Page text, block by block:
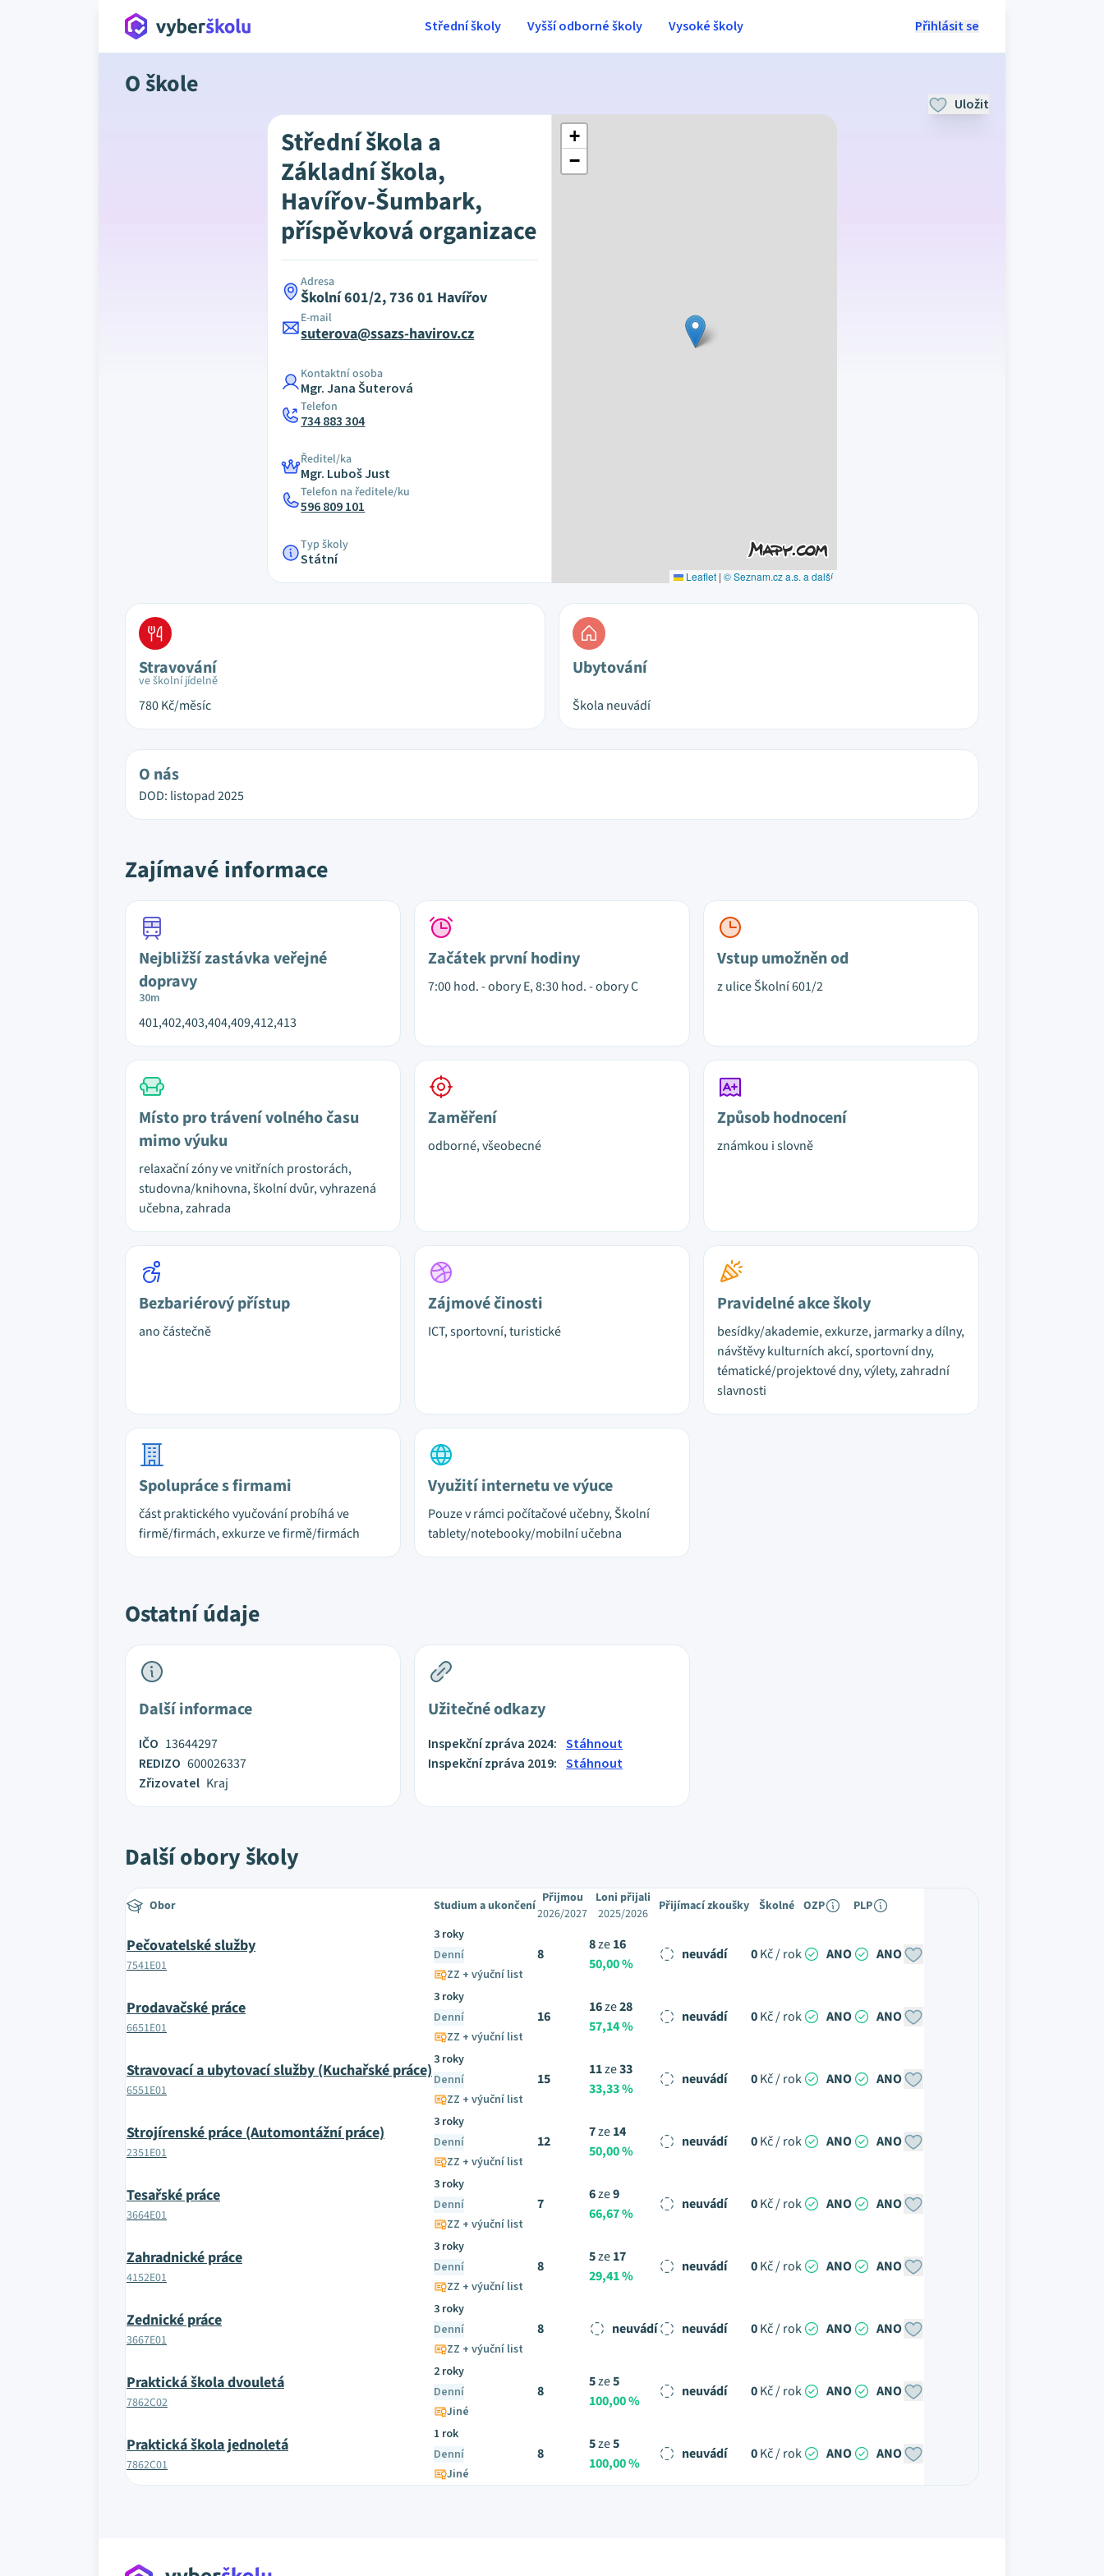
Přihlásit se
Střední školy Vyšší odborné školy Vysoké školy
O škole
Uložit
Střední škola a
Základní škola,
Havířov-Šumbark,
příspěvková organizace
Adresa
Školní 601/2, 736 01 Havířov
E-mail
suterova@ssazs-havirov.cz
Kontaktní osoba
Mgr. Jana Šuterová
Telefon
734 883 304
Ředitel/ka
Mgr. Luboš Just
Telefon na ředitele/ku
596 809 101
Typ školy
Státní
+
−
Leaflet | © Seznam.cz a.s. a další
Stravování
ve školní jídelně
780Kč/měsíc
Ubytování
Škola neuvádí
O nás
DOD: listopad 2025
Zajímavé informace
Nejbližší zastávka veřejné
dopravy
30m
401,402,403,404,409,412,413
Začátek první hodiny
7:00 hod. - obory E, 8:30 hod. - obory C
Vstup umožněn od
z ulice Školní 601/2
Místo pro trávení volného času
mimo výuku
relaxační zóny ve vnitřních prostorách,
studovna/knihovna, školní dvůr, vyhrazená
učebna, zahrada
Zaměření
odborné, všeobecné
Způsob hodnocení
známkou i slovně
Bezbariérový přístup
ano částečně
Zájmové činosti
ICT, sportovní, turistické
Pravidelné akce školy
besídky/akademie, exkurze, jarmarky a dílny,
návštěvy kulturních akcí, sportovní dny,
tématické/projektové dny, výlety, zahradní
slavnosti
Spolupráce s firmami
část praktického vyučování probíhá ve
firmě/firmách, exkurze ve firmě/firmách
Využití internetu ve výuce
Pouze v rámci počítačové učebny, Školní
tablety/notebooky/mobilní učebna
Ostatní údaje
Další informace
IČO 13644297
REDIZO 600026337
Zřizovatel Kraj
Užitečné odkazy
Inspekční zpráva 2024: Stáhnout
Inspekční zpráva 2019: Stáhnout
Další obory školy
Obor Studium a ukončení Přijmou
2026/2027
Loni přijali
2025/2026
Přijímací zkoušky Školné OZP PLP
Pečovatelské služby
7541E01
3 roky
Denní
ZZ + výuční list
8
8ze16
50,00 %
neuvádí 0Kč / rok ANO ANO
Prodavačské práce
6651E01
3 roky
Denní
ZZ + výuční list
16
16ze28
57,14 %
neuvádí 0Kč / rok ANO ANO
Stravovací a ubytovací služby (Kuchařské práce)
6551E01
3 roky
Denní
ZZ + výuční list
15
11ze33
33,33 %
neuvádí 0Kč / rok ANO ANO
Strojírenské práce (Automontážní práce)
2351E01
3 roky
Denní
ZZ + výuční list
12
7ze14
50,00 %
neuvádí 0Kč / rok ANO ANO
Tesařské práce
3664E01
3 roky
Denní
ZZ + výuční list
7
6ze9
66,67 %
neuvádí 0Kč / rok ANO ANO
Zahradnické práce
4152E01
3 roky
Denní
ZZ + výuční list
8
5ze17
29,41 %
neuvádí 0Kč / rok ANO ANO
Zednické práce
3667E01
3 roky
Denní
ZZ + výuční list
8 neuvádí neuvádí 0Kč / rok ANO ANO
Praktická škola dvouletá
7862C02
2 roky
Denní
Jiné
8
5ze5
100,00 %
neuvádí 0Kč / rok ANO ANO
Praktická škola jednoletá
7862C01
1 rok
Denní
Jiné
8
5ze5
100,00 %
neuvádí 0Kč / rok ANO ANO